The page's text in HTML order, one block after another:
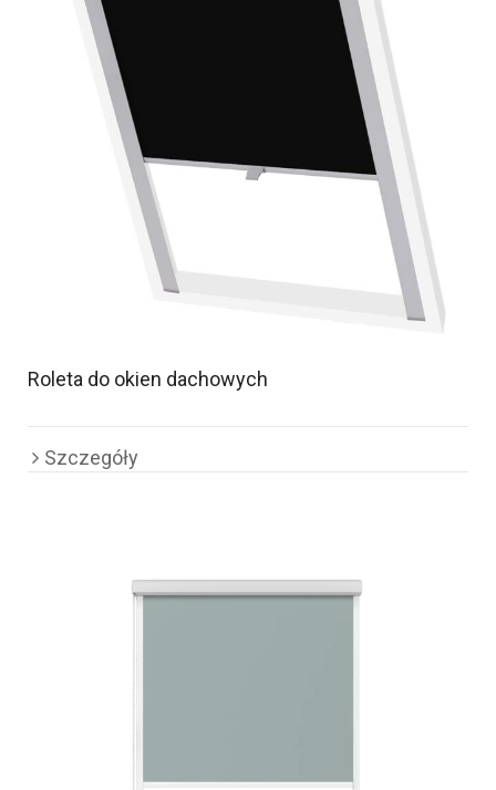
Roleta do okien dachowych
Szczegóły